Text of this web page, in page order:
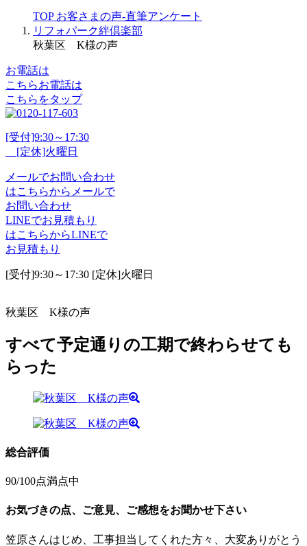
TOP お客さまの声-直筆アンケート
リフォパーク絆倶楽部
秋葉区 K様の声
お電話は
こちらお電話は
こちらをタップ
[受付]9:30～17:30
[定休]火曜日
メールでお問い合わせ
はこちらから メールで
お問い合わせ
LINEでお見積もり
はこちらからLINEで
お見積もり
[受付]9:30～17:30 [定休]火曜日
秋葉区 K様の声
すべて予定通りの工期で終わらせても
らった
総合評価
90/100点満点中
お気づきの点、ご意見、ご感想をお聞かせ下さい
笠原さんはじめ、工事担当してくれた方々、大変ありがとう